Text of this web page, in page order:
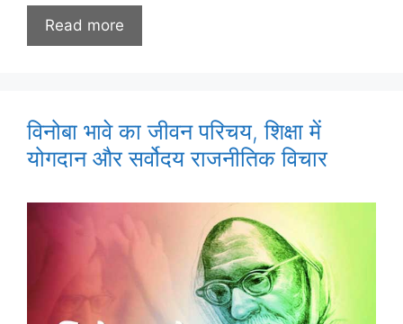
Read more
विनोबा भावे का जीवन परिचय, शिक्षा में
योगदान और सर्वोदय राजनीतिक विचार